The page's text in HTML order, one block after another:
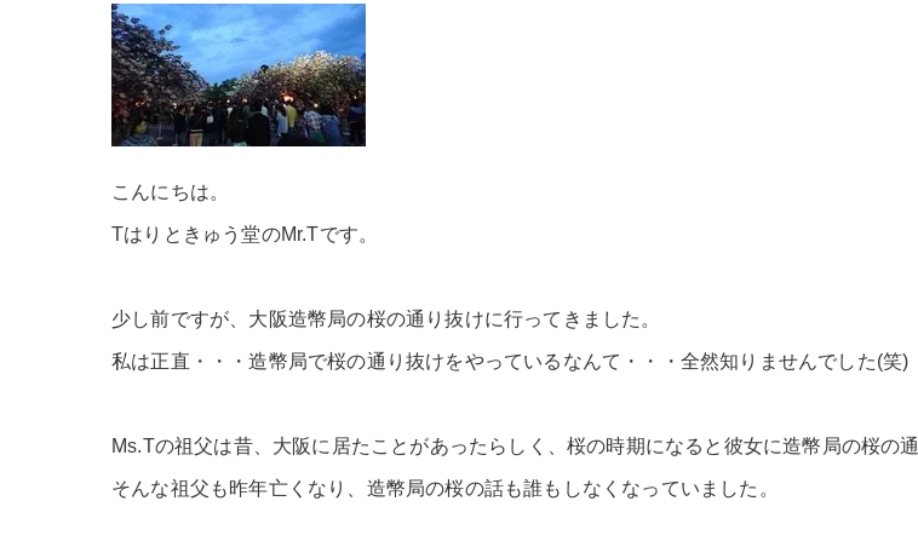
こんにちは。
Tはりときゅう堂のMr.Tです。
少し前ですが、大阪造幣局の桜の通り抜けに行ってきました。
私は正直・・・造幣局で桜の通り抜けをやっているなんて・・・全然知りませんでした(笑)
Ms.Tの祖父は昔、大阪に居たことがあったらしく、桜の時期になると彼女に造幣局の桜の
そんな祖父も昨年亡くなり、造幣局の桜の話も誰もしなくなっていました。